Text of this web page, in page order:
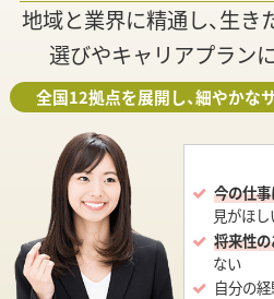
地域と業界に精通し、生
選びやキャリアプラン
全国12拠点を展開し、細やかな
今の仕
見がほし
将来性
ない
自分の経